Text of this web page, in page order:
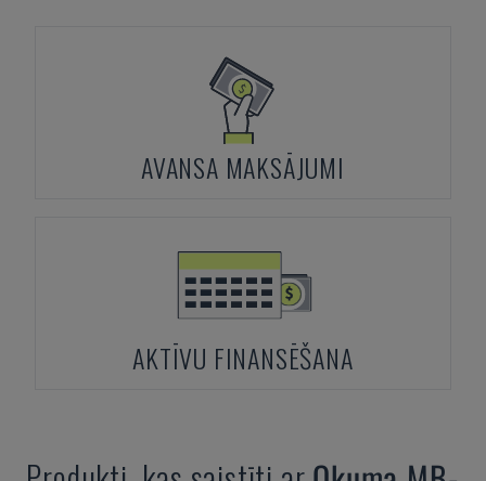
AVANSA MAKSĀJUMI
AKTĪVU FINANSĒŠANA